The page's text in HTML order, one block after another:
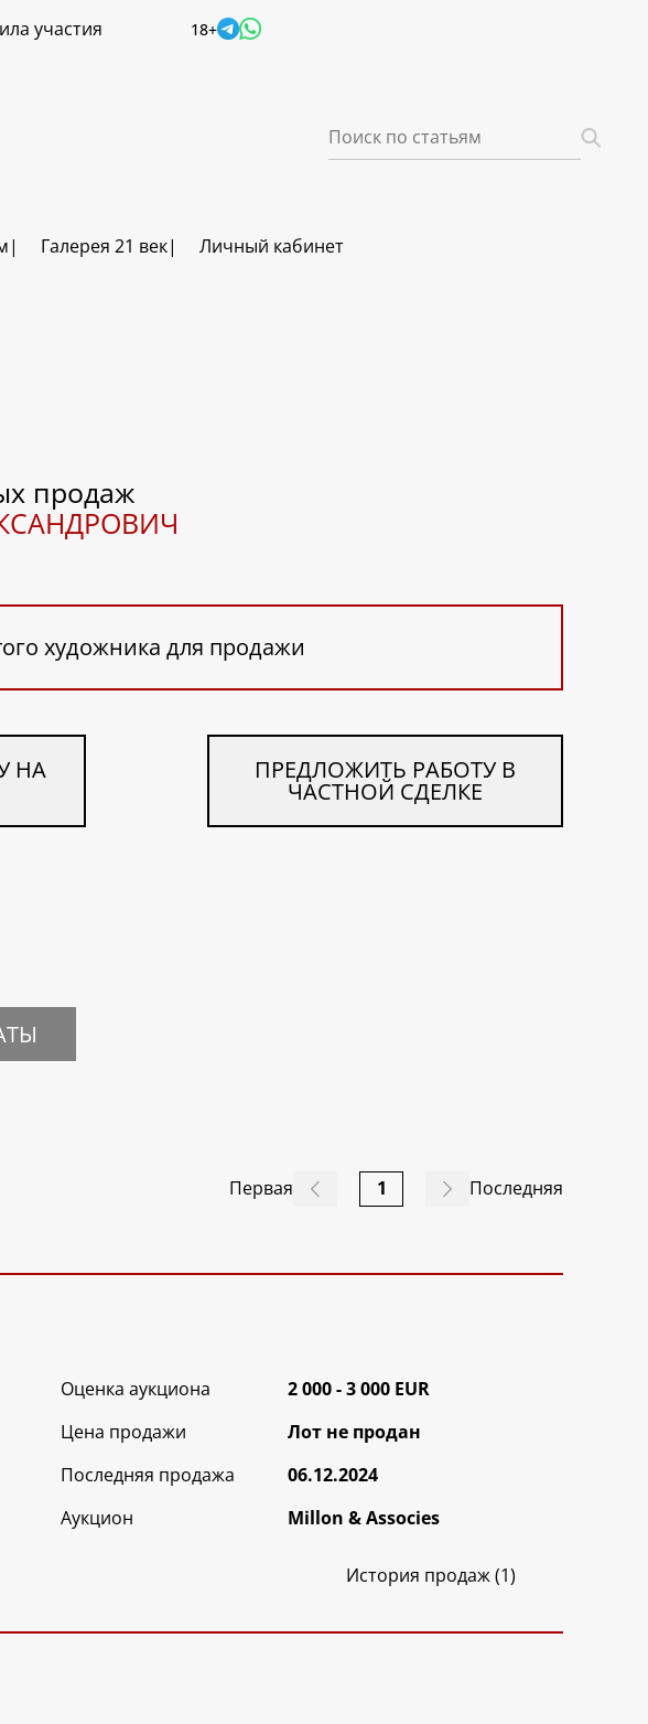
участия 18+
Галерея 21 век Личный кабинет
продаж
художника для продажи
НА ПРЕДЛОЖИТЬ РАБОТУ В
ЧАСТНОЙ СДЕЛКЕ
Первая 1 Последняя
Оценка аукциона
2 000 - 3 000 EUR
Цена продажи
Лот не продан
Последняя продажа
06.12.2024
Аукцион
Millon & Associes
История продаж (1)